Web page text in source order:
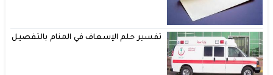
تفسير حلم الإسعاف في المنام بالتفصيل